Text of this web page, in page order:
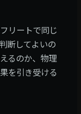
リートで同じ
断してよいの
るのか、物理
を引き受ける